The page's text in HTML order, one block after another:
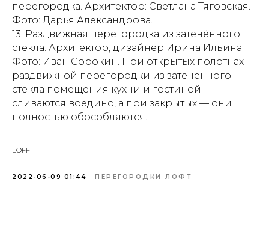
перегородка. Архитектор: Светлана Тяговская.
Фото: Дарья Александрова.
13. Раздвижная перегородка из затенённого
стекла. Архитектор, дизайнер Ирина Ильина.
Фото: Иван Сорокин. При открытых полотнах
раздвижной перегородки из затенённого
стекла помещения кухни и гостиной
сливаются воедино, а при закрытых — они
полностью обособляются.
LOFFI
2022-06-09 01:44 ПЕРЕГОРОДКИ ЛОФТ